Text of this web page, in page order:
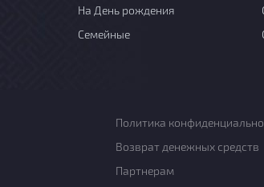
На День рождения
Семейные
Политика
Возврат денежных средств
Партнерам